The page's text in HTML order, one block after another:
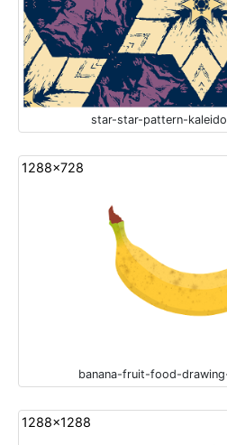
star-star-pattern-
1288x728
banana-fruit-food-
1288x1288